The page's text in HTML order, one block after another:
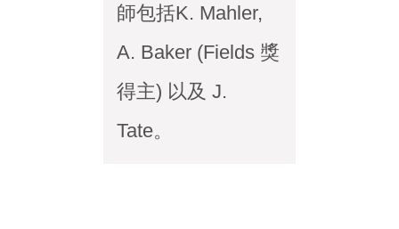
師包括K. Mahler,
A. Baker (Fields 獎
得主) 以及 J.
Tate。